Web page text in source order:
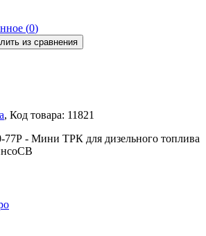
(0)
из сравнения
, Код товара: 11821